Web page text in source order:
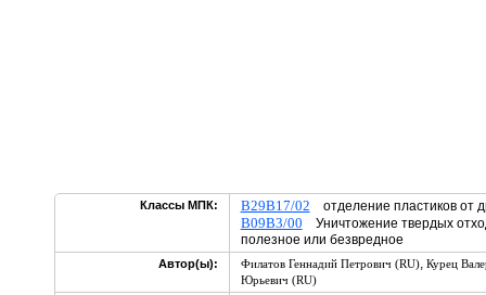
Классы МПК: B29B17/02 отделение пластиков от
B09B3/00 Уничтожение твердых
полезное или безвредное
Автор(ы): Филатов Геннадий Петрович (RU), Курец
Юрьевич (RU)